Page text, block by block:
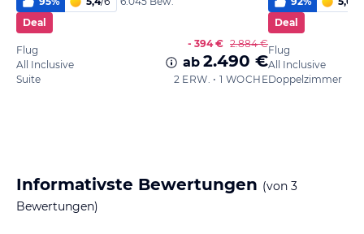
Deal
Flug
All Inclusive
Suite
- 394 € 2.884 €
ab 2.490 €
2 ERW. • 1 WOCHE
Deal
Flug
All Inclusive
Doppelzimmer
Informativste Bewertungen (von 3
Bewertungen)